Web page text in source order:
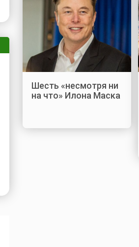
Шесть «несмотря ни
на что» Илона Маска